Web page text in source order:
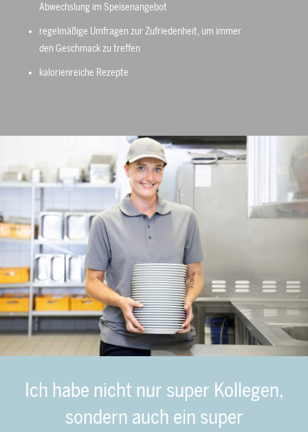
Abwechslung im Speisenangebot
regelmäßige Umfragen zur Zufriedenheit, um immer
den Geschmack zu treffen
kalorienreiche Rezepte
Ich habe nicht nur super Kollegen,
sondern auch ein super